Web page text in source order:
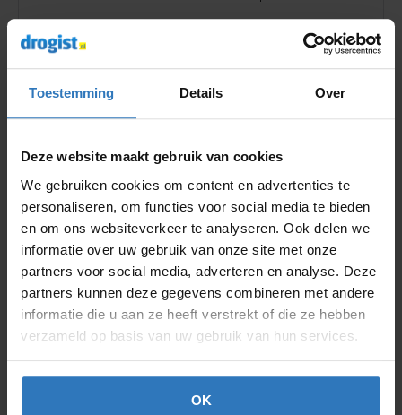
Toestemming Details Over
Deze website maakt gebruik van cookies
We gebruiken cookies om content en advertenties te
personaliseren, om functies voor social media te bieden
en om ons websiteverkeer te analyseren. Ook delen we
informatie over uw gebruik van onze site met onze
partners voor social media, adverteren en analyse. Deze
partners kunnen deze gegevens combineren met andere
informatie die u aan ze heeft verstrekt of die ze hebben
verzameld op basis van uw gebruik van hun services.
OK
vanaf 3,
30%
Korting!
65%
Korting!
Het grootste assortiment